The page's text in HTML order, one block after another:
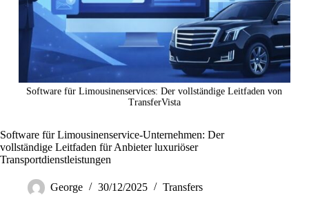
Software für Limousinenservices: Der vollständige Leitfaden von
TransferVista
Software für Limousinenservice-Unternehmen: Der
vollständige Leitfaden für Anbieter luxuriöser
Transportdienstleistungen
George 30/12/2025 Transfers